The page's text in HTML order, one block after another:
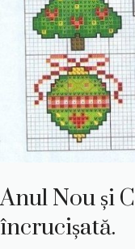
Anul Nou și
încrucișată.